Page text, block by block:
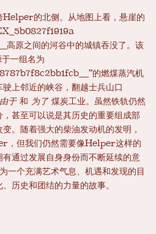
Helper的北侧。从地图上看，悬崖的
原之间的河谷中的城镇吞没了。该
一组名为
的燃煤蒸汽机
上邻近的峡谷，翻越士兵山口
由于和 为了煤炭工业。虽然铁轨仍然
甚至可以说是其历史的重要组成部
。随着强大的柴油发动机的发明，
，但我们仍然需要像Helper这样的
通过发展自身身份而不断延续的意
一个充满艺术气息、机遇和发现的目
历史和团结的力量的故事。